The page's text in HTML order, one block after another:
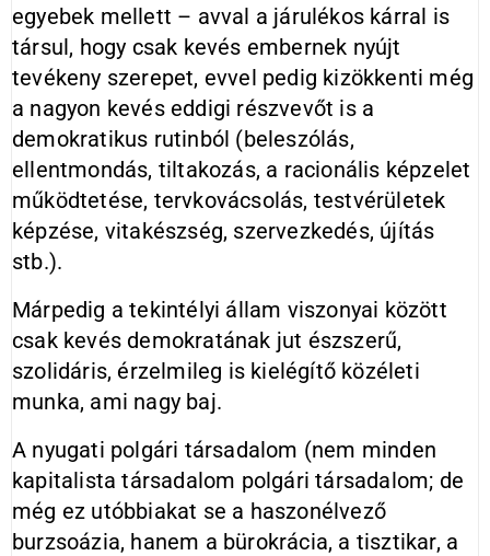
egyebek mellett – avval a járulékos kárral is
társul, hogy csak kevés embernek nyújt
tevékeny szerepet, evvel pedig kizökkenti még
a nagyon kevés eddigi részvevőt is a
demokratikus rutinból (beleszólás,
ellentmondás, tiltakozás, a racionális képzelet
működtetése, tervkovácsolás, testvérületek
képzése, vitakészség, szervezkedés, újítás
stb.).
Márpedig a tekintélyi állam viszonyai között
csak kevés demokratának jut észszerű,
szolidáris, érzelmileg is kielégítő közéleti
munka, ami nagy baj.
A nyugati polgári társadalom (nem minden
kapitalista társadalom polgári társadalom; de
még ez utóbbiakat se a haszonélvező
burzsoázia, hanem a bürokrácia, a tisztikar, a